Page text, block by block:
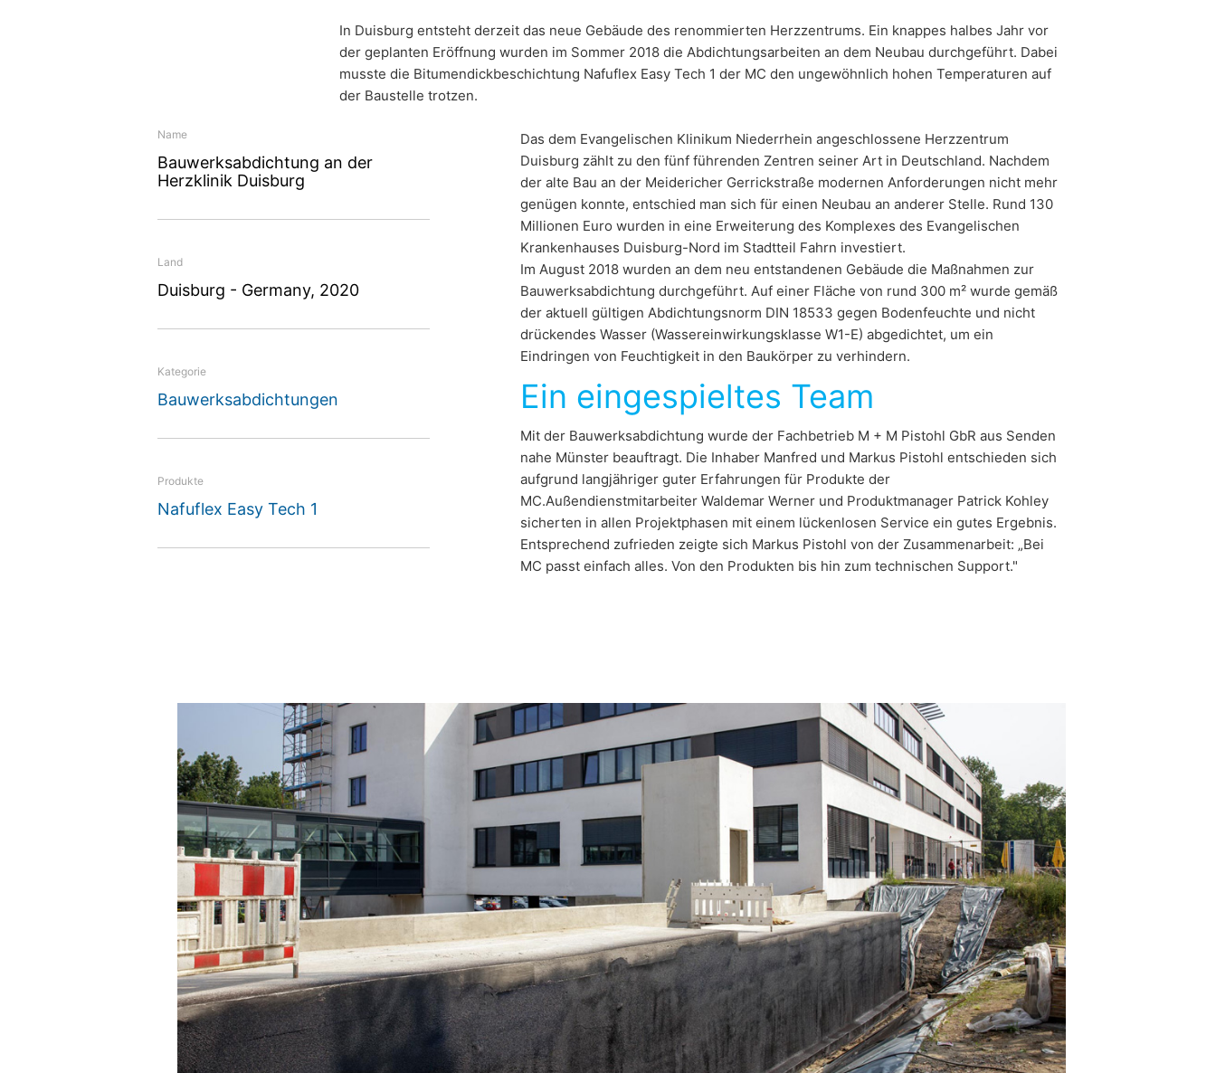
Bauwerksabdichtung
an der Herzklinik
Duisburg
Mit Nafuflex Easy Tech 1 der MC konnte bei der Entstehung des
neuen Gebäudes, des renommierten Herzzentrums in Duisburg, den
ungewöhnlich hohen Temperaturen auf der Baustelle getrotzt
In Duisburg entsteht derzeit das neue Gebäude des renommierten Herzzentrums. Ein knappes halbes Jahr vor
der geplanten Eröffnung wurden im Sommer 2018 die Abdichtungsarbeiten an dem Neubau durchgeführt. Dabei
musste die Bitumendickbeschichtung Nafuflex Easy Tech 1 der MC den ungewöhnlich hohen Temperaturen auf
der Baustelle trotzen.
Name
Bauwerksabdichtung an der
Herzklinik Duisburg
Land
Duisburg - Germany, 2020
Kategorie
Bauwerksabdichtungen
Produkte
Nafuflex Easy Tech 1
Das dem Evangelischen Klinikum Niederrhein angeschlossene Herzzentrum
Duisburg zählt zu den fünf führenden Zentren seiner Art in Deutschland. Nachdem
der alte Bau an der Meidericher Gerrickstraße modernen Anforderungen nicht mehr
genügen konnte, entschied man sich für einen Neubau an anderer Stelle. Rund 130
Millionen Euro wurden in eine Erweiterung des Komplexes des Evangelischen
Krankenhauses Duisburg-Nord im Stadtteil Fahrn investiert.
Im August 2018 wurden an dem neu entstandenen Gebäude die Maßnahmen zur
Bauwerksabdichtung durchgeführt. Auf einer Fläche von rund 300 m² wurde gemäß
der aktuell gültigen Abdichtungsnorm DIN 18533 gegen Bodenfeuchte und nicht
drückendes Wasser (Wassereinwirkungsklasse W1-E) abgedichtet, um ein
Eindringen von Feuchtigkeit in den Baukörper zu verhindern.
Ein eingespieltes Team
Mit der Bauwerksabdichtung wurde der Fachbetrieb M + M Pistohl GbR aus Senden
nahe Münster beauftragt. Die Inhaber Manfred und Markus Pistohl entschieden sich
aufgrund langjähriger guter Erfahrungen für Produkte der
MC.Außendienstmitarbeiter Waldemar Werner und Produktmanager Patrick Kohley
sicherten in allen Projektphasen mit einem lückenlosen Service ein gutes Ergebnis.
Entsprechend zufrieden zeigte sich Markus Pistohl von der Zusammenarbeit: „Bei
MC passt einfach alles. Von den Produkten bis hin zum technischen Support."
personenbezogener Daten verlangen.